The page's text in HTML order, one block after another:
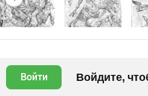
Войти Войдите,